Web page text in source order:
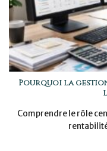
Pourquoi la
Comprendre le rôle